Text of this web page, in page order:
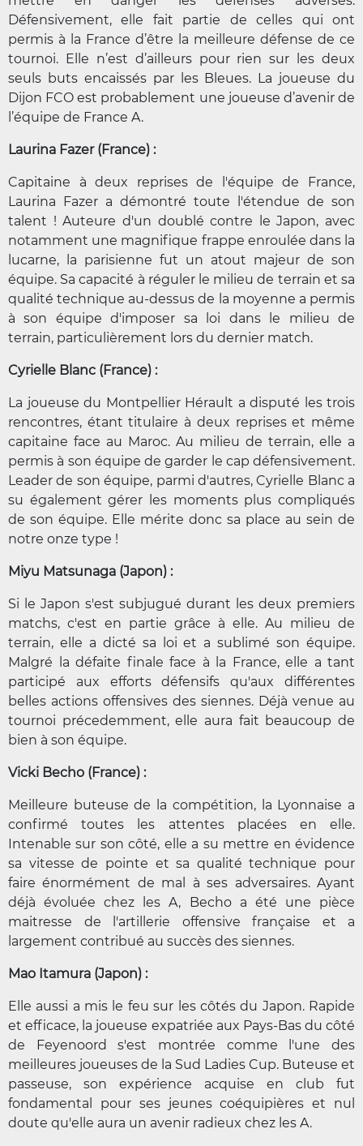
Défensivement, elle fait partie de celles qui ont
permis à la France d’être la meilleure défense de ce
tournoi. Elle n’est d’ailleurs pour rien sur les deux
seuls buts encaissés par les Bleues. La joueuse du
Dijon FCO est probablement une joueuse d’avenir de
l’équipe de France A.
Laurina Fazer (France) :
Capitaine à deux reprises de l'équipe de France,
Laurina Fazer a démontré toute l'étendue de son
talent ! Auteure d'un doublé contre le Japon, avec
notamment une magnifique frappe enroulée dans la
lucarne, la parisienne fut un atout majeur de son
équipe. Sa capacité à réguler le milieu de terrain et sa
qualité technique au-dessus de la moyenne a permis
à son équipe d'imposer sa loi dans le milieu de
terrain, particulièrement lors du dernier match.
Cyrielle Blanc (France) :
La joueuse du Montpellier Hérault a disputé les trois
rencontres, étant titulaire à deux reprises et même
capitaine face au Maroc. Au milieu de terrain, elle a
permis à son équipe de garder le cap défensivement.
Leader de son équipe, parmi d'autres, Cyrielle Blanc a
su également gérer les moments plus compliqués
de son équipe. Elle mérite donc sa place au sein de
notre onze type !
Miyu Matsunaga (Japon) :
Si le Japon s'est subjugué durant les deux premiers
matchs, c'est en partie grâce à elle. Au milieu de
terrain, elle a dicté sa loi et a sublimé son équipe.
Malgré la défaite finale face à la France, elle a tant
participé aux efforts défensifs qu'aux différentes
belles actions offensives des siennes. Déjà venue au
tournoi précedemment, elle aura fait beaucoup de
bien à son équipe.
Vicki Becho (France) :
Meilleure buteuse de la compétition, la Lyonnaise a
confirmé toutes les attentes placées en elle.
Intenable sur son côté, elle a su mettre en évidence
sa vitesse de pointe et sa qualité technique pour
faire énormément de mal à ses adversaires. Ayant
déjà évoluée chez les A, Becho a été une pièce
maitresse de l'artillerie offensive française et a
largement contribué au succès des siennes.
Mao Itamura (Japon) :
Elle aussi a mis le feu sur les côtés du Japon. Rapide
et efficace, la joueuse expatriée aux Pays-Bas du côté
de Feyenoord s'est montrée comme l'une des
meilleures joueuses de la Sud Ladies Cup. Buteuse et
passeuse, son expérience acquise en club fut
fondamental pour ses jeunes coéquipières et nul
doute qu'elle aura un avenir radieux chez les A.